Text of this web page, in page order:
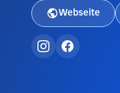
Webseite